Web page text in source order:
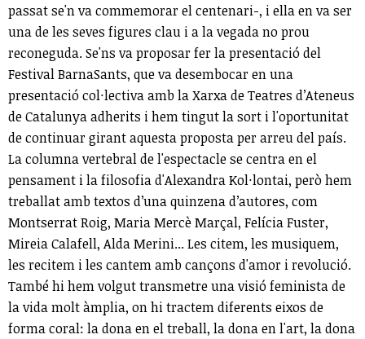
passat se'n va commemorar el centenari-, i ella en va ser
una de les seves figures clau i a la vegada no prou
reconeguda. Se'ns va proposar fer la presentació del
Festival BarnaSants, que va desembocar en una
presentació col·lectiva amb la Xarxa de Teatres d’Ateneus
de Catalunya adherits i hem tingut la sort i l'oportunitat
de continuar girant aquesta proposta per arreu del país.
La columna vertebral de l'espectacle se centra en el
pensament i la filosofia d'Alexandra Kol·lontai, però hem
treballat amb textos d’una quinzena d’autores, com
Montserrat Roig, Maria Mercè Marçal, Felícia Fuster,
Mireia Calafell, Alda Merini... Les citem, les musiquem,
les recitem i les cantem amb cançons d'amor i revolució.
També hi hem volgut transmetre una visió feminista de
la vida molt àmplia, on hi tractem diferents eixos de
forma coral: la dona en el treball, la dona en l'art, la dona